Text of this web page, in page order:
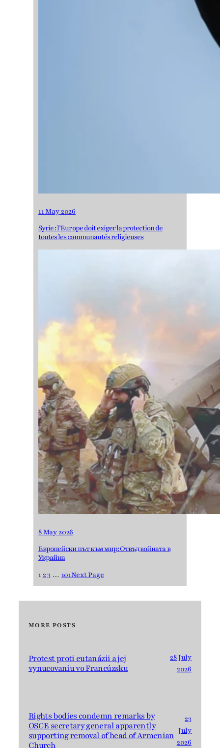
11 May 2026
Syrie : l’Europe doit exiger la protection de
toutes les communautés religieuses
8 May 2026
Европейски път към мир: Отвъд войната в
Украйна
123 … 101Next Page
MORE POSTS
Protest proti eutanázii a jej
vynucovaniu vo Francúzsku
28 July
2026
Rights bodies condemn remarks by
OSCE secretary general apparently
supporting removal of head of Armenian
Church
23
July
2026